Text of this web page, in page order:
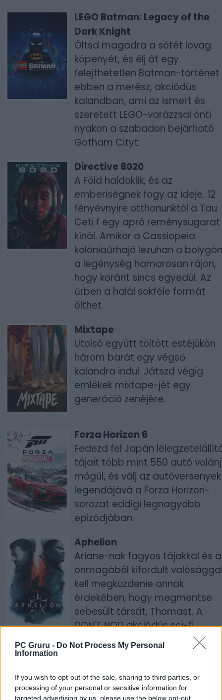
PC Gruru - Do Not Process My Personal
Information
If you wish to opt-out of the sale, sharing to third parties, or
processing of your personal or sensitive information for
targeted advertising by us, please use the below opt-out
LEGO Batman: Legacy of the
Dark Knight
Öltsd magadra a sötét lovag
köpenyét, és élj át egy
felejthetetlen Batman-történet
ebben a merész, akciódús
kalandban, ami az ismert és
szeretett LEGO-varázzsal önti
nyakon a szabadon bejárható
Gotham Cityt.
Directive 8020
A Föld haldoklik, és az
emberiségnek fogy az ideje. 12
fényévnyire otthonunktól a Tau
Ceti f egy apró reménysugarat
kínál. Amikor a Cassiopeia
kolóniaűrhajó lezuhan a
a legénység hamarosan rájön,
hogy koránt sincs egyedül. Az
űrben a halál sokféle formát
ölthet.
Mixtape
Utolsó együtt töltött estéjükön
három barát egy végső
kalandra indul. Játszd végig
emlékek mixtape-jét egy
generáció zenéjére.
Forza Horizon 6
Fedezd fel Japán
tájait több mint 550 autó
mögül, és válj az autóversenyek
legendájává a Forza Horizon-
sorozat eddigi legnagyobb
epizódjában.
Aphelion
Ariane-nak fagyos tájakkal és
önmagából kifordult
kell megküzdenie annak
érdekében, hogy megmentse
sebesült társát, Thomast. A
DON'T NOD akciódús sci-fi
kalandja ötvözi a felfedezést az
intenzív lopakodós részekkel.
Gray Zone Warfare
Lépj be egy magas tétekkel teli,